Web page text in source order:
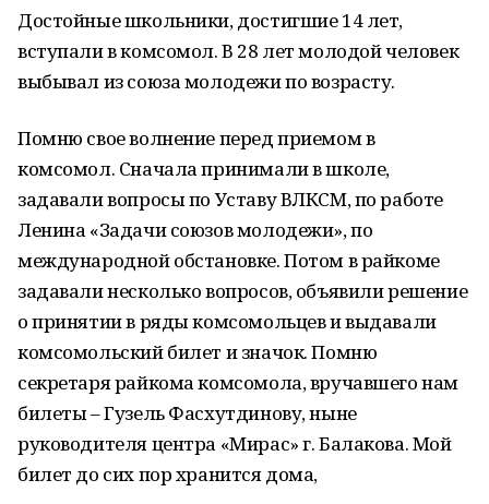
Достойные школьники, достигшие 14 лет,
вступали в комсомол. В 28 лет молодой человек
выбывал из союза молодежи по возрасту.
Помню свое волнение перед приемом в
комсомол. Сначала принимали в школе,
задавали вопросы по Уставу ВЛКСМ, по работе
Ленина «Задачи союзов молодежи», по
международной обстановке. Потом в райкоме
задавали несколько вопросов, объявили решение
о принятии в ряды комсомольцев и выдавали
комсомольский билет и значок. Помню
секретаря райкома комсомола, вручавшего нам
билеты – Гузель Фасхутдинову, ныне
руководителя центра «Мирас» г. Балакова. Мой
билет до сих пор хранится дома,